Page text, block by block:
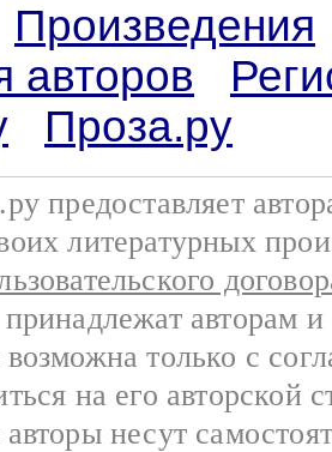
Произведения
авторов
Проза.ру
предоставляет
литературных
авторам
только с
на его авторской
несут